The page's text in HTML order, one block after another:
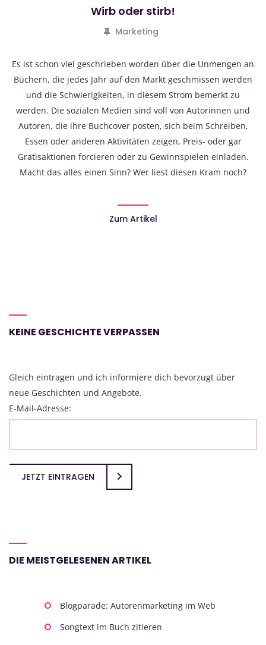
Wirb oder stirb!
Marketing
Es ist schon viel geschrieben worden über die Unmengen an
Büchern, die jedes Jahr auf den Markt geschmissen werden
und die Schwierigkeiten, in diesem Strom bemerkt zu
werden. Die sozialen Medien sind voll von Autorinnen und
Autoren, die ihre Buchcover posten, sich beim Schreiben,
Essen oder anderen Aktivitäten zeigen, Preis- oder gar
Gratisaktionen forcieren oder zu Gewinnspielen einladen.
Macht das alles einen Sinn? Wer liest diesen Kram noch?
Zum Artikel
KEINE GESCHICHTE VERPASSEN
Gleich eintragen und ich informiere dich bevorzugt über
neue Geschichten und Angebote.
E-Mail-Adresse:
JETZT EINTRAGEN
DIE MEISTGELESENEN ARTIKEL
Blogparade: Autorenmarketing im Web
Songtext im Buch zitieren